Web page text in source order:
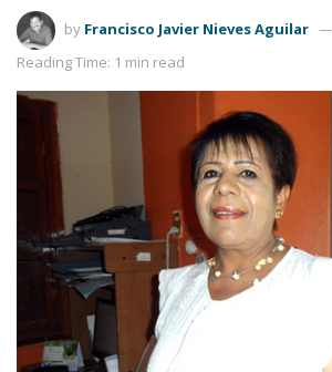
by Francisco Javier Nieves Aguilar
Reading Time: 1 min read